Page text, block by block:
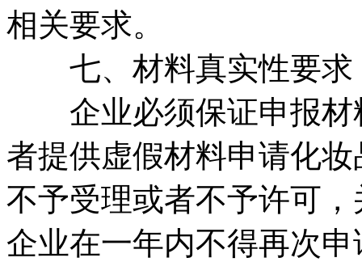
相关要求。
七、材料真实性要求
企业必须保证申报材
者提供虚假材料申请化
不予受理或者不予许可
企业在一年内不得再次